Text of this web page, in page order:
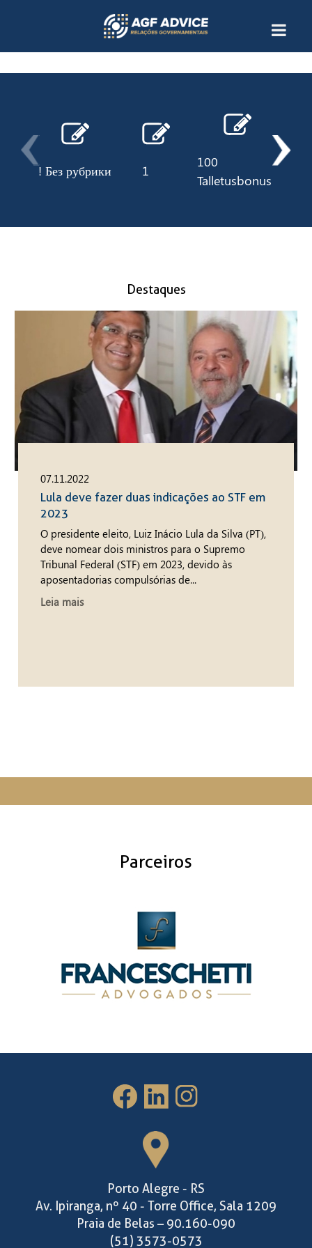
! Без рубрики 1
100
Talletusbonus
Destaques
07.11.2022
Lula deve fazer duas indicações ao STF em
2023
O presidente eleito, Luiz Inácio Lula da Silva (PT),
deve nomear dois ministros para o Supremo
Tribunal Federal (STF) em 2023, devido às
aposentadorias compulsórias de...
Leia mais
Parceiros
Porto Alegre - RS
Av. Ipiranga, nº 40 - Torre Office, Sala 1209
Praia de Belas – 90.160-090
(51) 3573-0573